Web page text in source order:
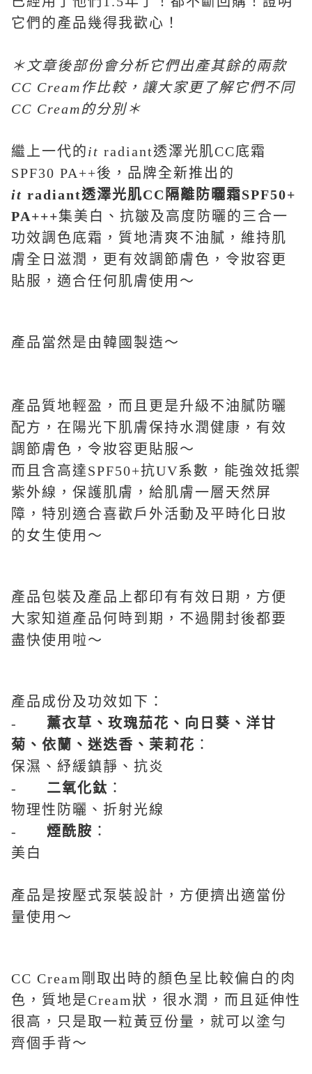
它們的產品幾得我歡心！
＊文章後部份會分析它們出產其餘的兩款
CC Cream 作比較，讓大家更了解它們不同
CC Cream的分別＊
繼上一代的it radiant透澤光肌CC底霜
SPF30 PA++後，品牌全新推出的
it radiant透澤光肌CC 隔離防曬霜SPF50+
PA+++集美白、抗皺及高度防曬的三合一
功效調色底霜，質地清爽不油膩，維持肌
膚全日滋潤，更有效調節膚色，令妝容更
貼服，適合任何肌膚使用～
產品當然是由韓國製造～
產品質地輕盈，而且更是升級不油膩防曬
配方，在陽光下肌膚保持水潤健康，有效
調節膚色，令妝容更貼服～
而且含高達SPF50+抗UV系數，能強效抵禦
紫外線，保護肌膚，給肌膚一層天然屏
障，特別適合喜歡戶外活動及平時化日妝
的女生使用～
產品包裝及產品上都印有有效日期，方便
大家知道產品何時到期，不過開封後都要
盡快使用啦～
產品成份及功效如下：
- 薰衣草、玫瑰茄花、向日葵、洋甘
菊、依蘭、迷迭香、茉莉花 ：
保濕、紓緩鎮靜、抗炎
- 二氧化鈦 ：
物理性防曬、折射光線
- 煙酰胺 ：
美白
產品是按壓式泵裝設計，方便擠出適當份
量使用～
CC Cream剛取出時的顏色呈比較偏白的肉
色，質地是Cream狀，很水潤，而且延伸性
很高，只是取一粒黃豆份量，就可以塗勻
齊個手背～